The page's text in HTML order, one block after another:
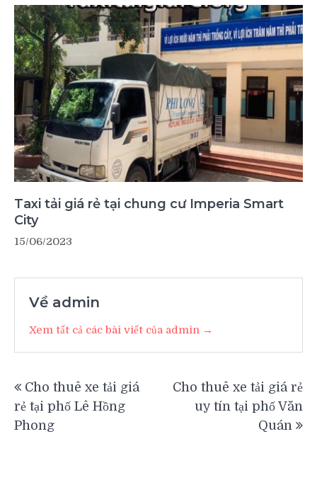
Taxi tải giá rẻ tại chung cư Imperia Smart
City
15/06/2023
Về admin
Xem tất cả các bài viết của admin →
hướng
bài
Cho thuê xe tải giá
rẻ tại phố Lê Hồng
Phong
Cho thuê xe tải giá rẻ
uy tín tại phố Văn
Quán